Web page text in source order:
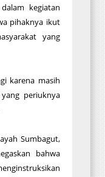
kegiatan
pihaknya ikut
yang
karena masih
periuknya
Sumbagut,
bahwa